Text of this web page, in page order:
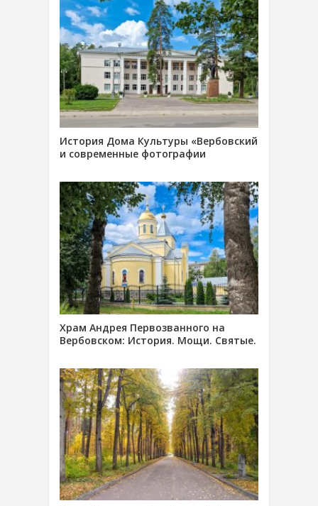
История Дома Культуры «Вербовский
и современные фотографии
Храм Андрея Первозванного на
Вербовском: История. Мощи. Святые.